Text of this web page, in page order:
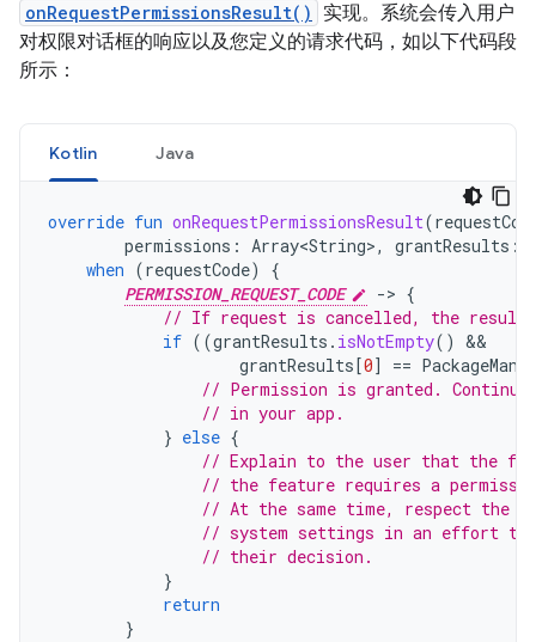
onRequestPermissionsResult()
实现。系统会传入用户
对权限对话框的响应以及您定义的请求代码，如以下代码段
所示：
Kotlin Java
override fun onRequestPermissionsResult(
permissions : Array<String>, grantResults :
when (requestCode)
{
PERMISSION_REQUEST_CODE
-> {
// If request is cancelled, the result
if ((grantResults . isNotEmpty()
grantResults [0] ==
// Permission is granted.
// in your app.
} else {
// Explain to the user that the
// the feature requires a
// At the same time, respect the
// system settings in an effort to
// their decision.
}
return
}